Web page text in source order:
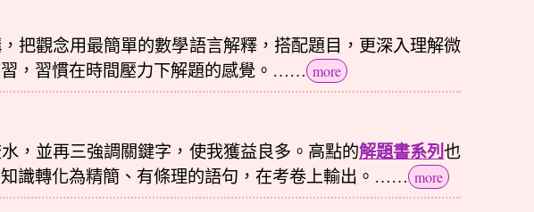
把觀念用最簡單的數學語言解釋，搭配題目，更深入理解微
，習慣在時間壓力下解題的感覺。…… more
，並再三強調關鍵字，使我獲益良多。高點的解題書系列也
識轉化為精簡、有條理的語句，在考卷上輸出。…… more